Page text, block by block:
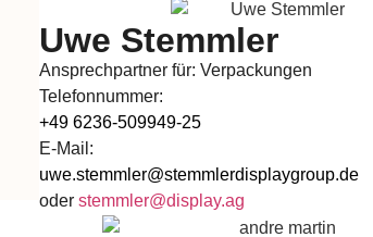
Uwe Stemmler
Ansprechpartner für: Verpackungen
Telefonnummer:
+49 6236-509949-25
E-Mail:
uwe.stemmler@stemmlerdisplaygroup.de
oder stemmler@display.ag